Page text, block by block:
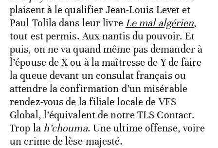
plaisent à le qualifier Jean-Louis Levet et
Paul Tolila dans leur livre Le mal algérien,
tout est permis. Aux nantis du pouvoir. Et
puis, on ne va quand même pas demander à
l’épouse de X ou à la maîtresse de Y de faire
la queue devant un consulat français ou
attendre la confirmation d’un misérable
rendez-vous de la filiale locale de VFS
Global, l’équivalent de notre TLS Contact.
Trop la h’chouma. Une ultime offense, voire
un crime de lèse-majesté.